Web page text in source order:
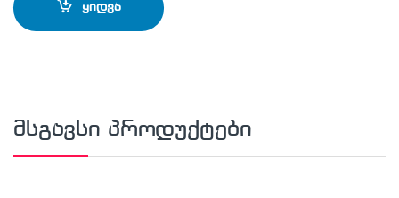
ყიდვა
მსგავსი პროდუქტები